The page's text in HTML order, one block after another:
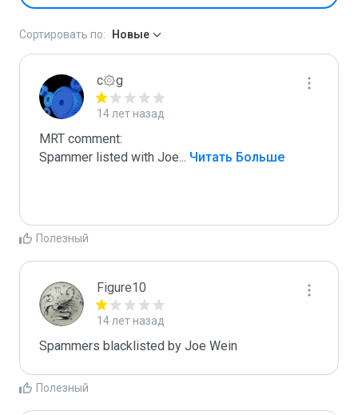
Сортировать по: Новые
c۞g
14 лет назад
MRT comment:
Spammer listed with Joe... Читать Больше
Полезный
Figure10
14 лет назад
Spammers blacklisted by Joe Wein
Полезный